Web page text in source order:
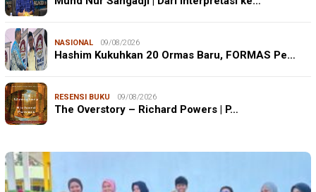
NASIONAL 09/08/2026
Hashim Kukuhkan 20 Ormas Baru, FORMAS Pe…
RESENSI BUKU 09/08/2026
The Overstory – Richard Powers | P…